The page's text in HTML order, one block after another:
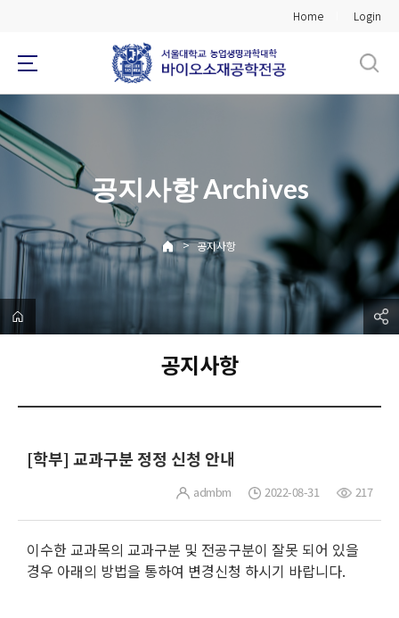
메
뉴
Home Login
공지사항 Archives
> 공지사항
공지사항
[학부] 교과구분 정정 신청 안내
admbm 2022-08-31 217
이수한 교과목의 교과구분 및 전공구분이 잘못 되어 있을
경우 아래의 방법을 통하여 변경신청 하시기 바랍니다.